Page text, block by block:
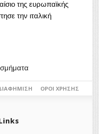
της ευρωπαϊκής
την ιταλική
ΌΡΟΙ ΧΡΉΣΗΣ